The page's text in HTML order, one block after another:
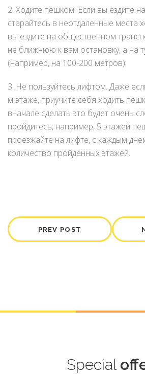
2. Ходите пешком. Если вы ездите
старайтесь в неотдаленные места
вы ездите на общественном
не ближнюю к вам остановку, а на
(например, на 100-200 метров).
3. Не пользуйтесь лифтом. Даже
м этаже, приучите себя ходить
вначале сделать это будет очень
пройдитесь, например, 5 этажей
проезжайте на лифте, с каждым
количество пройденных этажей.
PREV POST
Special